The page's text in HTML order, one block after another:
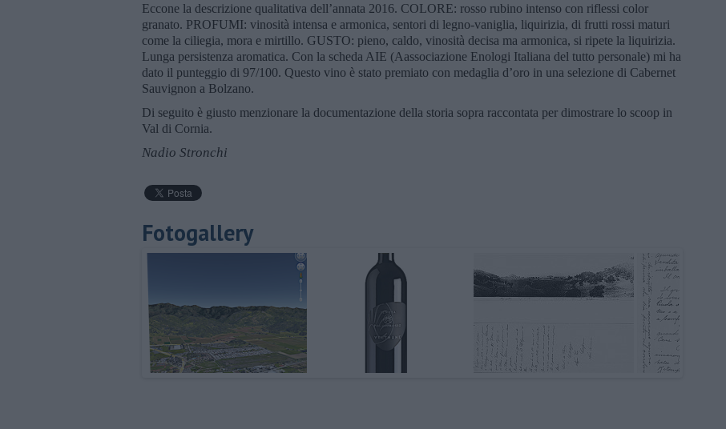
Eccone la descrizione qualitativa dell’annata 2016. COLORE: rosso rubino intenso con riflessi color
granato. PROFUMI: vinosità intensa e armonica, sentori di legno-vaniglia, liquirizia, di frutti rossi maturi
come la ciliegia, mora e mirtillo. GUSTO: pieno, caldo, vinosità decisa ma armonica, si ripete la liquirizia.
Lunga persistenza aromatica. Con la scheda AIE (Aassociazione Enologi Italiana del tutto personale) mi ha
dato il punteggio di 97/100. Questo vino è stato premiato con medaglia d’oro in una selezione di Cabernet
Sauvignon a Bolzano.
Di seguito è giusto menzionare la documentazione della storia sopra raccontata per dimostrare lo scoop in
Val di Cornia.
Nadio Stronchi
Fotogallery